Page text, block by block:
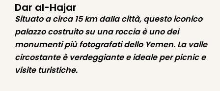
Dar al-Hajar
Situato a circa 15 km dalla città, questo iconico
palazzo costruito su una roccia è uno dei
monumenti più fotografati dello Yemen. La valle
circostante è verdeggiante e ideale per picnic e
visite turistiche.